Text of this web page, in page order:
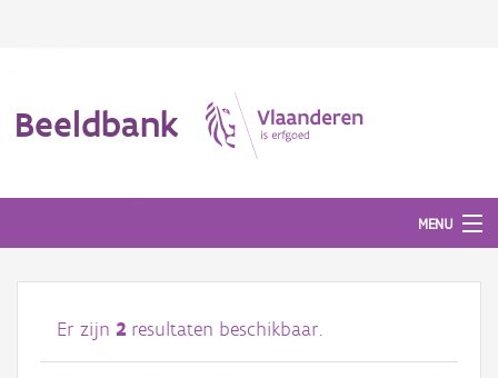
Beeldbank
MENU
Afbeeldingen
#BeeldIndeKijker
Er zijn 2 resultaten beschikbaar.